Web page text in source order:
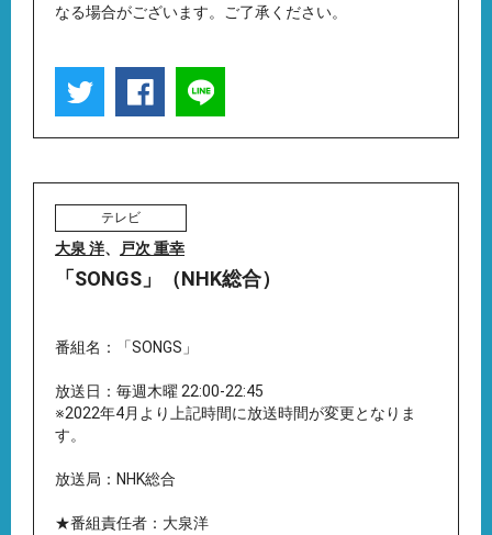
なる場合がございます。ご了承ください。
テレビ
大泉 洋、 戸次 重幸
「SONGS」（NHK総合）
番組名：「SONGS」
放送日：毎週木曜 22:00-22:45
※2022年4月より上記時間に放送時間が変更となりま
す。
放送局：NHK総合
★番組責任者：大泉洋